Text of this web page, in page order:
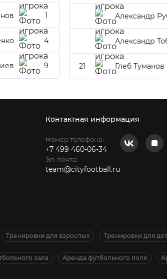
1
4
9
Александр
Александр
21 Глеб Туманов
Контактная информация
Номер телефона:
+7 499 460-06-34
Эл. почта:
team@cityfootball.ru
Тренировки для взрослых Тренировки для
зала Аренда футбольного поля